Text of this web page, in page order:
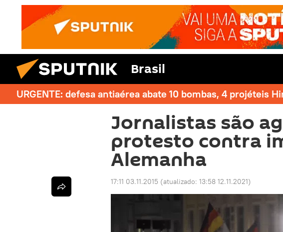
Brasil
URGENTE: defesa antiaérea abate 10 bombas, 4 projéteis
Jornalistas são
protesto contra
Alemanha
17:11 03.11.2015 (atualizado: 13:58 12.11.2021)